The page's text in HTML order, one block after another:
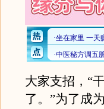
大家支招，“
了。”为了成